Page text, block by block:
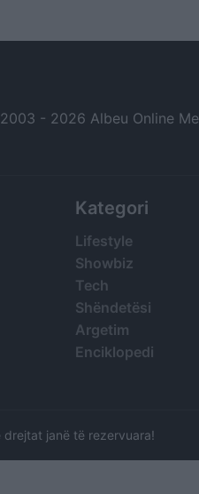
- 2026 Albeu Online
Kategori
Lifestyle
Showbiz
Tech
Shëndetësi
Argetim
Enciklopedi
drejtat janë të rezervuara!